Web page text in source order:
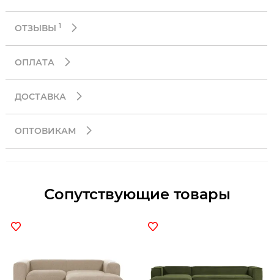
ОТЗЫВЫ 1
ОПЛАТА
ДОСТАВКА
ОПТОВИКАМ
Сопутствующие товары